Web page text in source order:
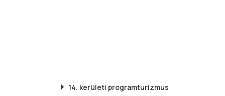
14. kerületi programturizmus